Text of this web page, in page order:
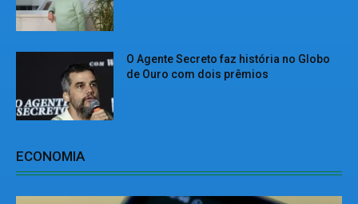
O Agente Secreto faz história no Globo
de Ouro com dois prêmios
ECONOMIA